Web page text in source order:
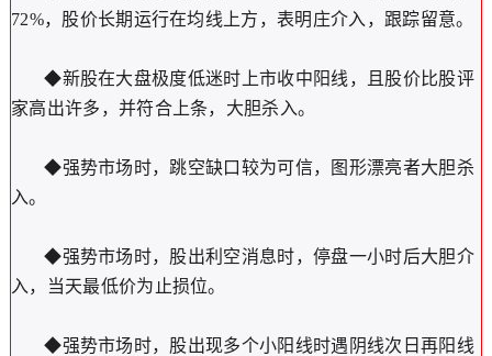
72%，股价长期运行在均线上方，表明庄介入，跟踪留意。
◆新股在大盘极度低迷时上市收中阳线，且股价比股评
家高出许多，并符合上条，大胆杀入。
◆强势市场时，跳空缺口较为可信，图形漂亮者大胆杀
入。
◆强势市场时，股出利空消息时，停盘一小时后大胆介
入，当天最低价为止损位。
◆强势市场时，股出现多个小阳线时遇阴线次日再阳线